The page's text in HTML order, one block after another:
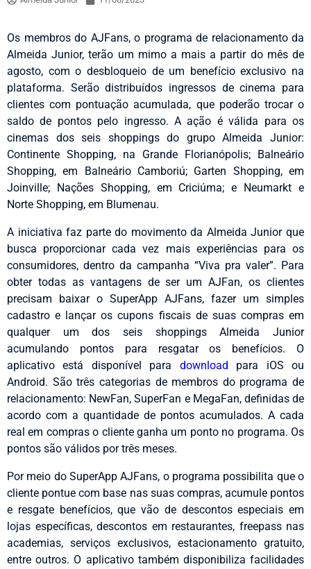
Os membros do AJFans, o programa de relacionamento da
Almeida Junior, terão um mimo a mais a partir do mês de
agosto, com o desbloqueio de um benefício exclusivo na
plataforma. Serão distribuídos ingressos de cinema para
clientes com pontuação acumulada, que poderão trocar o
saldo de pontos pelo ingresso. A ação é válida para os
cinemas dos seis shoppings do grupo Almeida Junior:
Continente Shopping, na Grande Florianópolis; Balneário
Shopping, em Balneário Camboriú; Garten Shopping, em
Joinville; Nações Shopping, em Criciúma; e Neumarkt e
Norte Shopping, em Blumenau.
A iniciativa faz parte do movimento da Almeida Junior que
busca proporcionar cada vez mais experiências para os
consumidores, dentro da campanha “Viva pra valer”. Para
obter todas as vantagens de ser um AJFan, os clientes
precisam baixar o SuperApp AJFans, fazer um simples
cadastro e lançar os cupons fiscais de suas compras em
qualquer um dos seis shoppings Almeida Junior
acumulando pontos para resgatar os benefícios. O
aplicativo está disponível para download para iOS ou
Android. São três categorias de membros do programa de
relacionamento: NewFan, SuperFan e MegaFan, definidas de
acordo com a quantidade de pontos acumulados. A cada
real em compras o cliente ganha um ponto no programa. Os
pontos são válidos por três meses.
Por meio do SuperApp AJFans, o programa possibilita que o
cliente pontue com base nas suas compras, acumule pontos
e resgate benefícios, que vão de descontos especiais em
lojas específicas, descontos em restaurantes, freepass nas
academias, serviços exclusivos, estacionamento gratuito,
entre outros. O aplicativo também disponibiliza facilidades